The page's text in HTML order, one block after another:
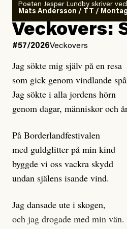
Kuhn och Sassarinis-
Dagens ETC arbetar med
klickbete är inte intressant för
Journalistiken är låst. En
gör förhoppningsvis att en
prenumeration, men den
dessa granskningar på olika
en mängd intervjupersoner,
möjlighet att bemöta för såväl
engagera sig i
grupper där Säpo-resursen
Researchen är grundlig.
Poeten Jesper Lundby skriver
Mats Andersson / TT /
Veckovers:
#57/2026Veckovers
Jag sökte mig själv på en resa
som gick genom vindlande
Jag sökte i alla jordens hörn
genom dagar, människor och
På Borderlandfestivalen
med guldglitter på min kind
byggde vi oss vackra skydd
undan själens isande vind.
Jag dansade ute i skogen,
och jag drogade med min vän.